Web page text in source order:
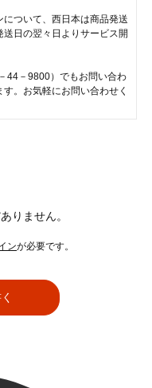
ついて、西日本は商品発送
送日の翌々日よりサービス開
44－9800）でもお問い合わ
。お気軽にお問い合わせく
りません。
ンが必要です。